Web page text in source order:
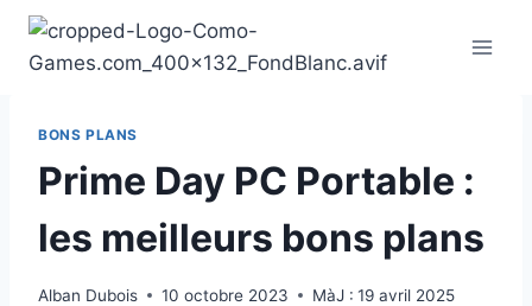
Aller
contenu
BONS PLANS
Prime Day PC Portable :
les meilleurs bons plans
Alban Dubois 10 octobre 2023 MàJ : 19 avril 2025